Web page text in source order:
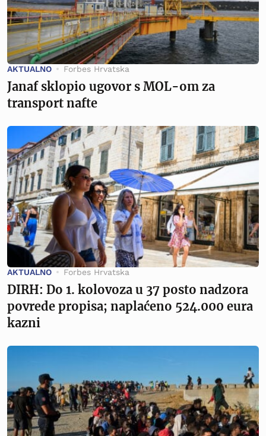
AKTUALNO Forbes Hrvatska
Janaf sklopio ugovor s MOL-om za
transport nafte
AKTUALNO Forbes Hrvatska
DIRH: Do 1. kolovoza u 37 posto nadzora
povrede propisa; naplaćeno 524.000 eura
kazni